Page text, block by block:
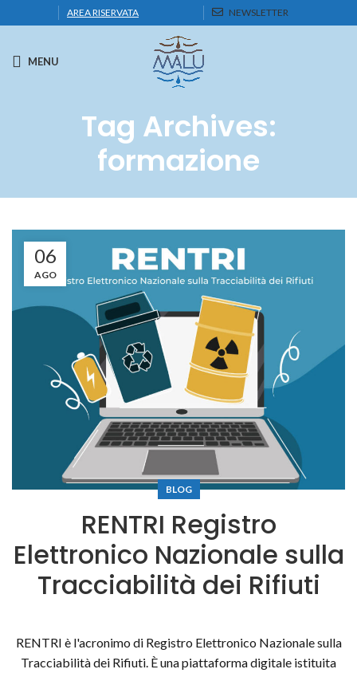
AREA RISERVATA NEWSLETTER
MENU
Tag Archives:
formazione
06
AGO
BLOG
RENTRI Registro
Elettronico Nazionale sulla
Tracciabilità dei Rifiuti
RENTRI è l'acronimo di Registro Elettronico Nazionale sulla
Tracciabilità dei Rifiuti. È una piattaforma digitale istituita